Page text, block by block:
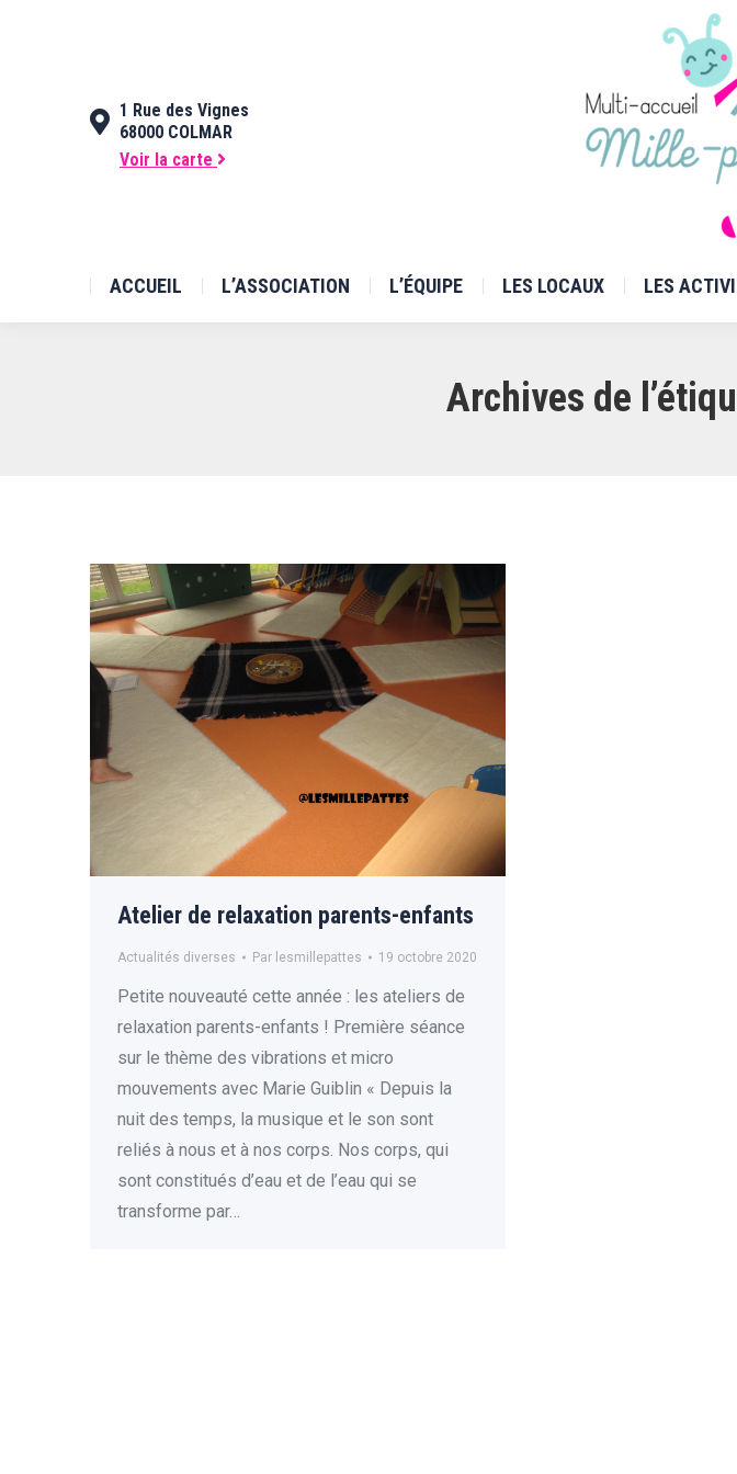
1 Rue des Vignes
68000 COLMAR
Voir la carte
ACCUEIL L’ASSOCIATION L’ÉQUIPE LES LOCAUX LES
Archives de
Atelier de relaxation parents-enfants
Actualités diverses Par lesmillepattes 19 octobre 2020
Petite nouveauté cette année : les ateliers de
relaxation parents-enfants ! Première séance
sur le thème des vibrations et micro
mouvements avec Marie Guiblin « Depuis la
nuit des temps, la musique et le son sont
reliés à nous et à nos corps. Nos corps, qui
sont constitués d’eau et de l’eau qui se
transforme par…
LES LOCAUX